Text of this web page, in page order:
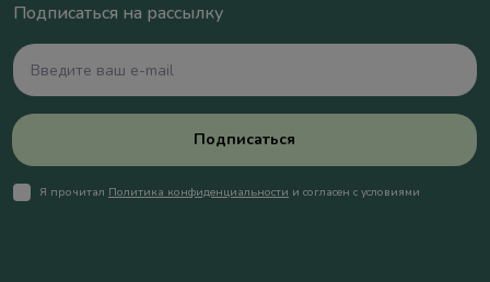
Подписаться на рассылку
Подписаться
Я прочитал Политика конфиденциальности и согласен с условиями